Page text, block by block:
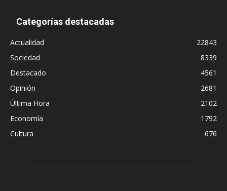
Categorías destacadas
Actualidad
22843
Sociedad
8339
Destacado
4561
Opinión
2681
Última Hora
2102
Economía
1792
Cultura
676